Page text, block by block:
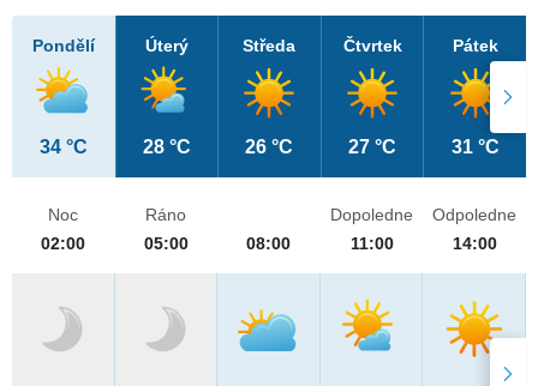
Pondělí
34 °C
Úterý
28 °C
Středa
26 °C
Čtvrtek
27 °C
Pátek
31 °C
Noc
02:00
Ráno
05:00
08:00
Dopoledne
11:00
Odpoledne
14:00